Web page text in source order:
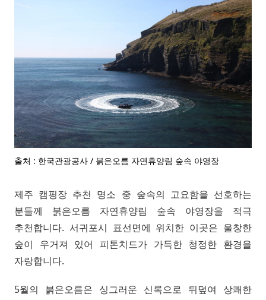
출처 : 한국관광공사 / 붉은오름 자연휴양림 숲속 야영장
제주 캠핑장 추천 명소 중 숲속의 고요함을 선호하는
분들께 붉은오름 자연휴양림 숲속 야영장을 적극
추천합니다. 서귀포시 표선면에 위치한 이곳은 울창한
숲이 우거져 있어 피톤치드가 가득한 청정한 환경을
자랑합니다.
5월의 붉은오름은 싱그러운 신록으로 뒤덮여 상쾌한